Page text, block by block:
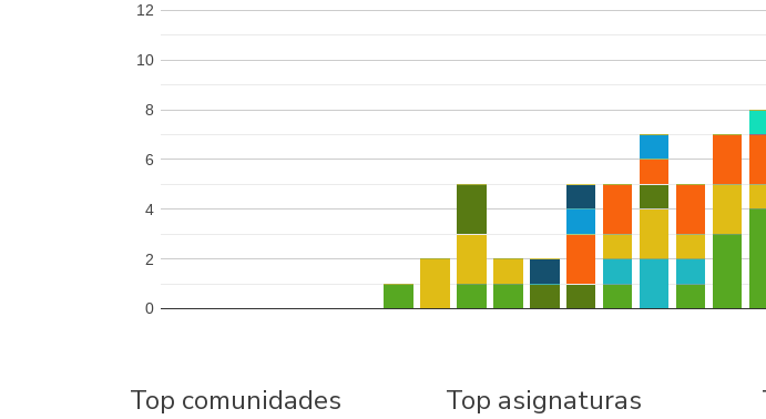
0
2
4
6
8
10
12
Top comunidades Top asignaturas